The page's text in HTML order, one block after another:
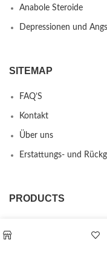
Anabole Steroide
Depressionen und
SITEMAP
FAQ’S
Kontakt
Über uns
Erstattungs- und
PRODUCTS